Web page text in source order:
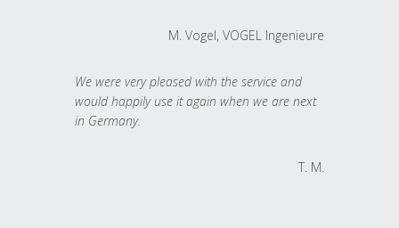
M. Vogel, VOGEL Ingenieure
We were very pleased with the service and
would happily use it again when we are next
in Germany.
T. M.